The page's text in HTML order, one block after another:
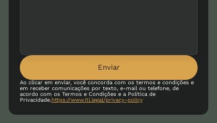
Enviar
Ao clicar em enviar, você concorda com os termos e condições e
em receber comunicações por texto, e-mail ou telefone, de
acordo com os Termos e Condições e a Política de
Privacidade.https://www.itl.legal/privacy-policy